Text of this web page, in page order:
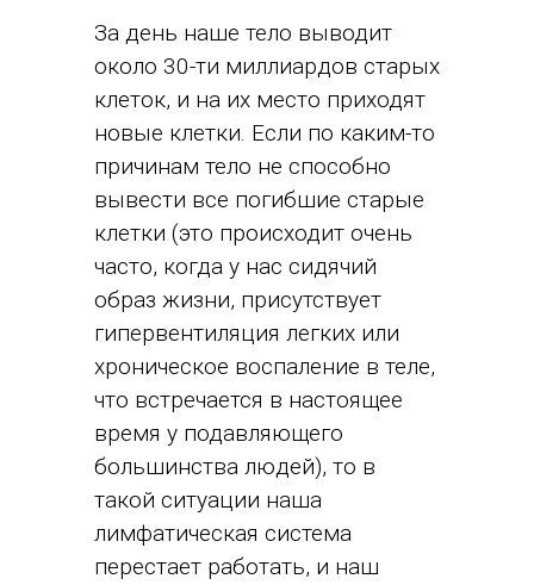
За день наше тело выводит
около 30-ти миллиардов старых
клеток, и на их место приходят
новые клетки. Если по каким-то
причинам тело не способно
вывести все погибшие старые
клетки (это происходит очень
часто, когда у нас сидячий
образ жизни, присутствует
гипервентиляция легких или
хроническое воспаление в теле,
что встречается в настоящее
время у подавляющего
большинства людей), то в
такой ситуации наша
лимфатическая система
перестает работать, и наш